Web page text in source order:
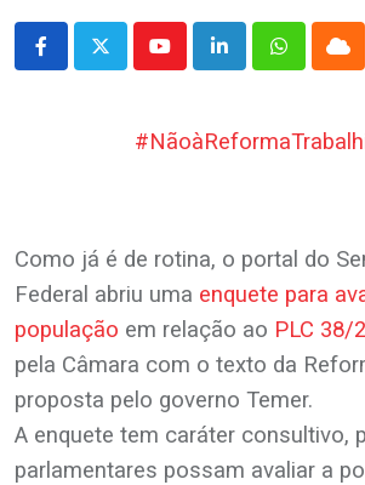
YoutubeLinkedInWhatsapp
Como já é de rotina, o portal do
Federal abriu uma enquete para
população em relação ao PLC 38/
pela Câmara com o texto da
proposta pelo governo Temer.
A enquete tem caráter consultivo,
parlamentares possam avaliar a